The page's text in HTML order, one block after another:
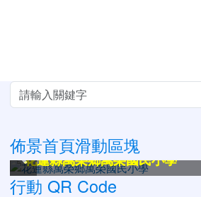
左邊區域內容
佈景首頁滑動區塊
花蓮縣萬榮鄉萬榮國民小學
花蓮縣萬榮鄉萬榮國民小學
花蓮縣萬榮鄉萬榮國民小學
花蓮縣萬榮鄉萬榮國民小學
花蓮縣萬榮鄉萬榮國民小學
花蓮縣萬榮鄉萬榮國民小學
行動 QR Code